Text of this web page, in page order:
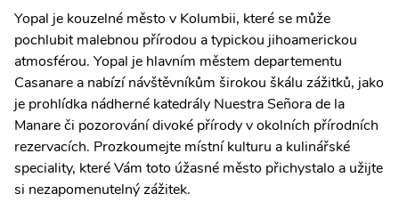
Yopal je kouzelné město v Kolumbii, které se může
pochlubit malebnou přírodou a typickou jihoamerickou
atmosférou. Yopal je hlavním městem departementu
Casanare a nabízí návštěvníkům širokou škálu zážitků, jako
je prohlídka nádherné katedrály Nuestra Señora de la
Manare či pozorování divoké přírody v okolních přírodních
rezervacích. Prozkoumejte místní kulturu a kulinářské
speciality, které Vám toto úžasné město přichystalo a užijte
si nezapomenutelný zážitek.